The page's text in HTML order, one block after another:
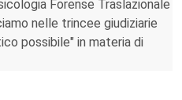
Forense Traslazionale
nelle trincee giudiziarie
possibile" in materia di